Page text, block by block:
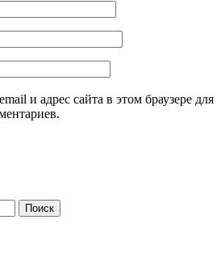
и адрес сайта в этом браузере для